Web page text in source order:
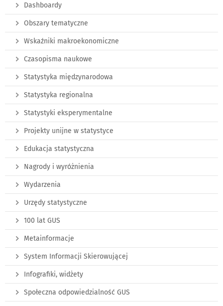
Dashboardy
Obszary tematyczne
Wskaźniki makroekonomiczne
Czasopisma naukowe
Statystyka międzynarodowa
Statystyka regionalna
Statystyki eksperymentalne
Projekty unijne w statystyce
Edukacja statystyczna
Nagrody i wyróżnienia
Wydarzenia
Urzędy statystyczne
100 lat GUS
Metainformacje
System Informacji Skierowującej
Infografiki, widżety
Społeczna odpowiedzialność GUS